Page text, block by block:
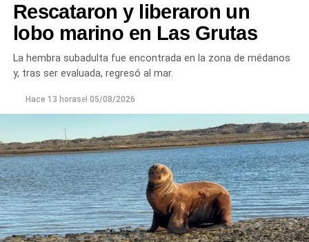
Las gestiones ante el BID comprenden un crédito de
Rescataron y liberaron un
lobo marino en Las Grutas
La hembra subadulta fue encontrada en la zona de médanos
y, tras ser evaluada, regresó al mar.
Hace 13 horasel 05/08/2026